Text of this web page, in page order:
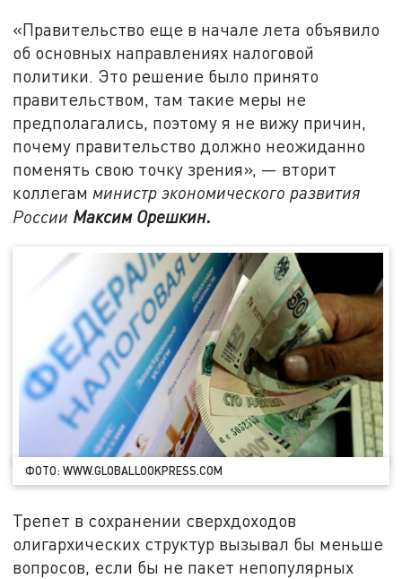
«Правительство еще в начале лета объявило
об основных направлениях налоговой
политики. Это решение было принято
правительством, там такие меры не
предполагались, поэтому я не вижу причин,
почему правительство должно неожиданно
поменять свою точку зрения», — вторит
коллегам министр экономического развития
России Максим Орешкин.
ФОТО: WWW.GLOBALLOOKPRESS.COM
Трепет в сохранении сверхдоходов
олигархических структур вызывал бы меньше
вопросов, если бы не пакет непопулярных